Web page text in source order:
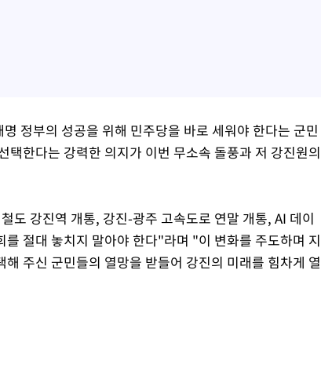
정부의 성공을 위해 민주당을 바로 세워야 한다는 군민
택한다는 강력한 의지가 이번 무소속 돌풍과 저 강진원의
도 강진역 개통, 강진-광주 고속도로 연말 개통, AI 데이
절대 놓치지 말아야 한다"라며 "이 변화를 주도하며 지
주신 군민들의 열망을 받들어 강진의 미래를 힘차게 열